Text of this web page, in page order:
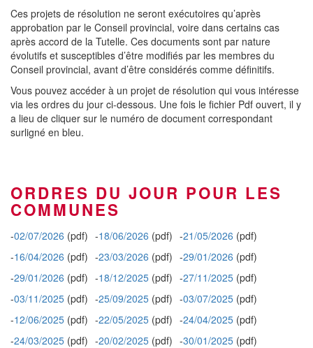
Ces projets de résolution ne seront exécutoires qu’après
approbation par le Conseil provincial, voire dans certains cas
après accord de la Tutelle. Ces documents sont par nature
évolutifs et susceptibles d’être modifiés par les membres du
Conseil provincial, avant d’être considérés comme définitifs.
Vous pouvez accéder à un projet de résolution qui vous intéresse
via les ordres du jour ci-dessous. Une fois le fichier Pdf ouvert, il y
a lieu de cliquer sur le numéro de document correspondant
surligné en bleu.
ORDRES DU JOUR POUR LES
COMMUNES
-02/07/2026 (pdf) -18/06/2026 (pdf) -21/05/2026 (pdf)
-16/04/2026 (pdf) -23/03/2026 (pdf) -29/01/2026 (pdf)
-29/01/2026 (pdf) -18/12/2025 (pdf) -27/11/2025 (pdf)
-03/11/2025 (pdf) -25/09/2025 (pdf) -03/07/2025 (pdf)
-12/06/2025 (pdf) -22/05/2025 (pdf) -24/04/2025 (pdf)
-24/03/2025 (pdf) -20/02/2025 (pdf) -30/01/2025 (pdf)